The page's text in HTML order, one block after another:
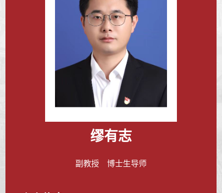
缪有志
副教授 博士生导师